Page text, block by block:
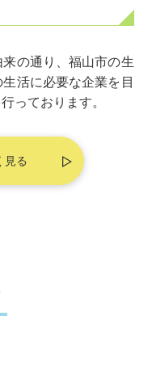
来の通り、福山市の生
活に必要な企業を目
っております。
見る